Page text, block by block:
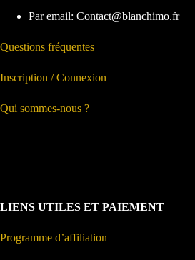
Par email: Contact@blanchimo.fr
Questions fréquentes
Inscription / Connexion
Qui sommes-nous ?
LIENS UTILES ET PAIEMENT
Programme d’affiliation